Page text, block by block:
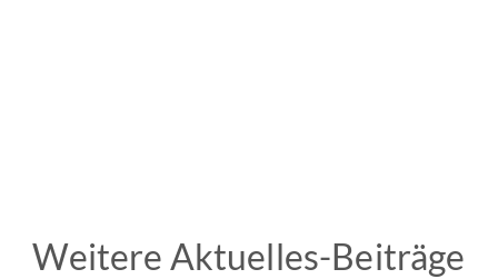
Weitere Aktuelles-Beiträge